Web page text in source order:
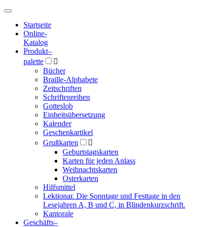
Hauptmenü
Hauptmenü
Startseite
Online-
Katalog
Produkt–
palette

Bücher
Braille-Alphabete
Zeitschriften
Schriftenreihen
Gotteslob
Einheitsübersetzung
Kalender
Geschenkartikel
Grußkarten

Geburtstagskarten
Karten für jeden Anlass
Weihnachtskarten
Osterkarten
Hilfsmittel
Lektionar. Die Sonntage und Festtage in den
Lesejahren A, B und C, in Blindenkurzschrift.
Kantorale
Geschäfts­–